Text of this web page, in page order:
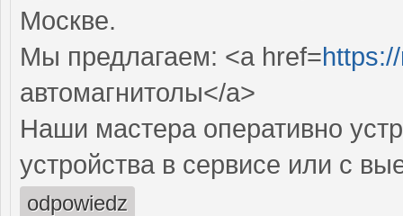
Москве.
Мы предлагаем: <a href=
автомагнитолы</a>
Наши мастера оперативно
устройства в сервисе или с
odpowiedz